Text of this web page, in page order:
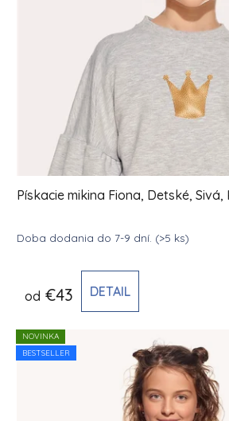
Pískacie mikina Fiona, Detské, Sivá,
Doba dodania do 7-9 dní. (>5 ks)
od €43 DETAIL
NOVINKA
BESTSELLER